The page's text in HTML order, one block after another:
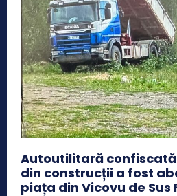
Autoutilitară
din construcții a fost
piața din Vicovu de Sus